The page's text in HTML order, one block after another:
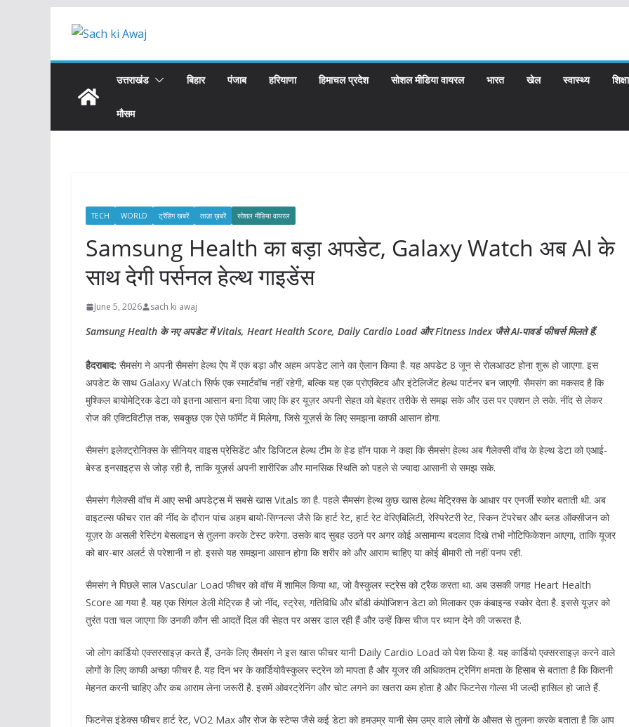
उत्तराखंड बिहार पंजाब हरियाणा हिमाचल प्रदेश सोशल मीडिया वायरल भारत खेल स्वास्थ्य शिक्षा
मौसम
TECH WORLD ट्रेंडिंग खबरें ताज़ा ख़बरें सोशल मीडिया वायरल
Samsung Health का बड़ा अपडेट, Galaxy Watch अब AI के
साथ देगी पर्सनल हेल्थ गाइडेंस
June 5, 2026 sach ki awaj
Samsung Health के नए अपडेट में Vitals, Heart Health Score, Daily Cardio Load और Fitness Index जैसे AI-पावर्ड फीचर्स मिलते हैं.
हैदराबाद: सैमसंग ने अपनी सैमसंग हेल्थ ऐप में एक बड़ा और अहम अपडेट लाने का ऐलान किया है. यह अपडेट 8 जून से रोलआउट होना शुरू हो जाएगा. इस
अपडेट के साथ Galaxy Watch सिर्फ एक स्मार्टवॉच नहीं रहेगी, बल्कि यह एक प्रोएक्टिव और इंटेलिजेंट हेल्थ पार्टनर बन जाएगी. सैमसंग का मकसद है कि
मुश्किल बायोमेट्रिक डेटा को इतना आसान बना दिया जाए कि हर यूज़र अपनी सेहत को बेहतर तरीके से समझ सके और उस पर एक्शन ले सके. नींद से लेकर
रोज की एक्टिविटीज़ तक, सबकुछ एक ऐसे फॉर्मेट में मिलेगा, जिसे यूज़र्स के लिए समझना काफी आसान होगा.
सैमसंग इलेक्ट्रोनिक्स के सीनियर वाइस प्रेसिडेंट और डिजिटल हेल्थ टीम के हेड हॉन पाक ने कहा कि सैमसंग हेल्थ अब गैलेक्सी वॉच के हेल्थ डेटा को एआई-
बेस्ड इनसाइट्स से जोड़ रही है, ताकि यूज़र्स अपनी शारीरिक और मानसिक स्थिति को पहले से ज्यादा आसानी से समझ सके.
सैमसंग गैलेक्सी वॉच में आए सभी अपडेट्स में सबसे खास Vitals का है. पहले सैमसंग हेल्थ कुछ खास हेल्थ मेट्रिक्स के आधार पर एनर्जी स्कोर बताती थी. अब
वाइटल्स फीचर रात की नींद के दौरान पांच अहम बायो-सिग्नल्स जैसे कि हार्ट रेट, हार्ट रेट वेरिएबिलिटी, रेस्पिरेटरी रेट, स्किन टेंपरेचर और ब्लड ऑक्सीजन को
यूज़र के असली रेस्टिंग बेसलाइन से तुलना करके टेस्ट करेगा. उसके बाद सुबह उठने पर अगर कोई असामान्य बदलाव दिखे तभी नोटिफिकेशन आएगा, ताकि यूजर
को बार-बार अलर्ट से परेशानी न हो. इससे यह समझना आसान होगा कि शरीर को और आराम चाहिए या कोई बीमारी तो नहीं पनप रही.
सैमसंग ने पिछले साल Vascular Load फीचर को वॉच में शामिल किया था, जो वैस्कुलर स्ट्रेस को ट्रैक करता था. अब उसकी जगह Heart Health
Score आ गया है. यह एक सिंगल डेली मेट्रिक है जो नींद, स्ट्रेस, गतिविधि और बॉडी कंपोजिशन डेटा को मिलाकर एक कंबाइन्ड स्कोर देता है. इससे यूज़र को
तुरंत पता चल जाएगा कि उनकी कौन सी आदतें दिल की सेहत पर असर डाल रही हैं और उन्हें किस चीज पर ध्यान देने की जरूरत है.
जो लोग कार्डियो एक्सरसाइज़ करते हैं, उनके लिए सैमसंग ने इस खास फीचर यानी Daily Cardio Load को पेश किया है. यह कार्डियो एक्सरसाइज़ करने वाले
लोगों के लिए काफी अच्छा फीचर है. यह दिन भर के कार्डियोवैस्कुलर स्ट्रेन को मापता है और यूजर की अधिकतम ट्रेनिंग क्षमता के हिसाब से बताता है कि कितनी
मेहनत करनी चाहिए और कब आराम लेना जरूरी है. इसमें ओवरट्रेनिंग और चोट लगने का खतरा कम होता है और फिटनेस गोल्स भी जल्दी हासिल हो जाते हैं.
फिटनेस इंडेक्स फीचर हार्ट रेट, VO2 Max और रोज के स्टेप्स जैसे कई डेटा को हमउम्र यानी सेम उम्र वाले लोगों के औसत से तुलना करके बताता है कि आप